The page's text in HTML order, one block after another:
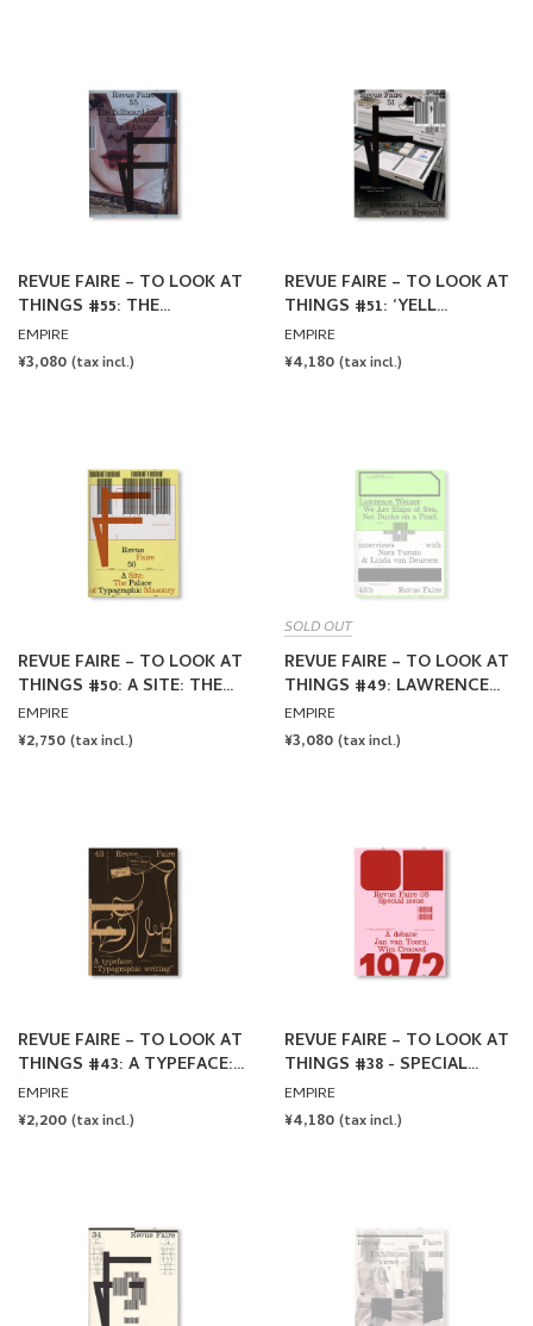
REVUE FAIRE – TO LOOK AT
THINGS #55: THE
BILLBOARD IMAGE: IN,
AROUND AND ABOUT.
EMPIRE
REGULAR
¥3,080 (tax incl.)
REVUE FAIRE – TO LOOK AT
THINGS #51: ‘YELL
OUTSIDE’: INTERNATIONAL
LIBRARY OF FASHION
EMPIRE
REGULAR
¥4,180 (tax incl.)
REVUE FAIRE – TO LOOK AT
THINGS #50: A SITE: THE
PALACE OF TYPOGRAPHIC
MASONRY
EMPIRE
REGULAR
¥2,750 (tax incl.)
SOLD OUT
REVUE FAIRE – TO LOOK AT
THINGS #49: LAWRENCE
WEINER: WE ARE SHIPS AT
SEA, NOT DUCKS ON A
EMPIRE
REGULAR
¥3,080 (tax incl.)
REVUE FAIRE – TO LOOK AT
THINGS #43: A TYPEFACE:
“TYPOGRAPHIC WRITING”
EMPIRE
REGULAR
¥2,200 (tax incl.)
REVUE FAIRE – TO LOOK AT
THINGS #38 - SPECIAL
ISSUE: A DEBATE: JAN VAN
TOORN, WIM CROUWEL
EMPIRE
REGULAR
¥4,180 (tax incl.)